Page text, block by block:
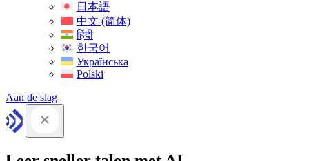
日本語
中文 (简体)
हिंदी
한국어
Українська
Polski
Aan de slag